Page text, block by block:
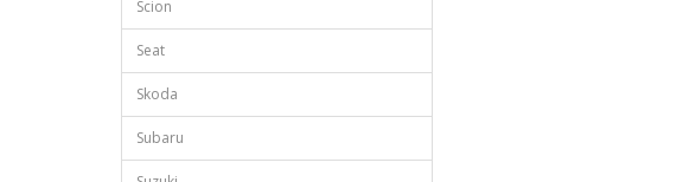
Scion
Seat
Skoda
Subaru